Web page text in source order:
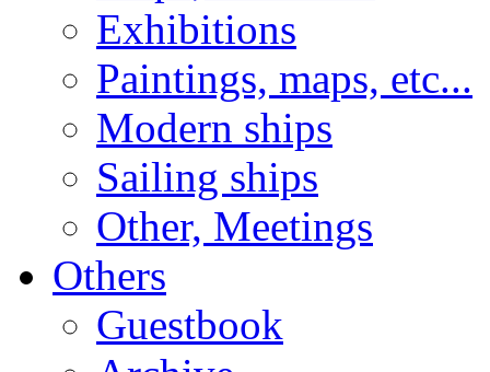
Exhibitions
Paintings, maps, etc...
Modern ships
Sailing ships
Other, Meetings
Others
Guestbook